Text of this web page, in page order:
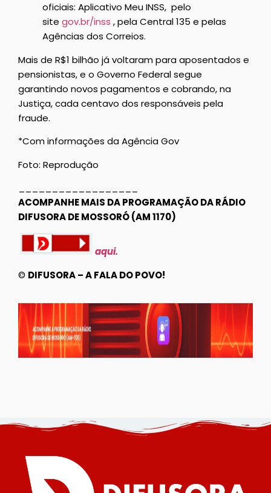
oficiais: Aplicativo Meu INSS, pelo
site gov.br/inss , pela Central 135 e pelas
Agências dos Correios.
Mais de R$1 bilhão já voltaram para aposentados e
pensionistas, e o Governo Federal segue
garantindo novos pagamentos e cobrando, na
Justiça, cada centavo dos responsáveis pela
fraude.
*Com informações da Agência Gov
Foto: Reprodução
ACOMPANHE MAIS DA PROGRAMAÇÃO DA RÁDIO
DIFUSORA DE MOSSORÓ (AM 1170)
aqui.
© DIFUSORA – A FALA DO POVO!